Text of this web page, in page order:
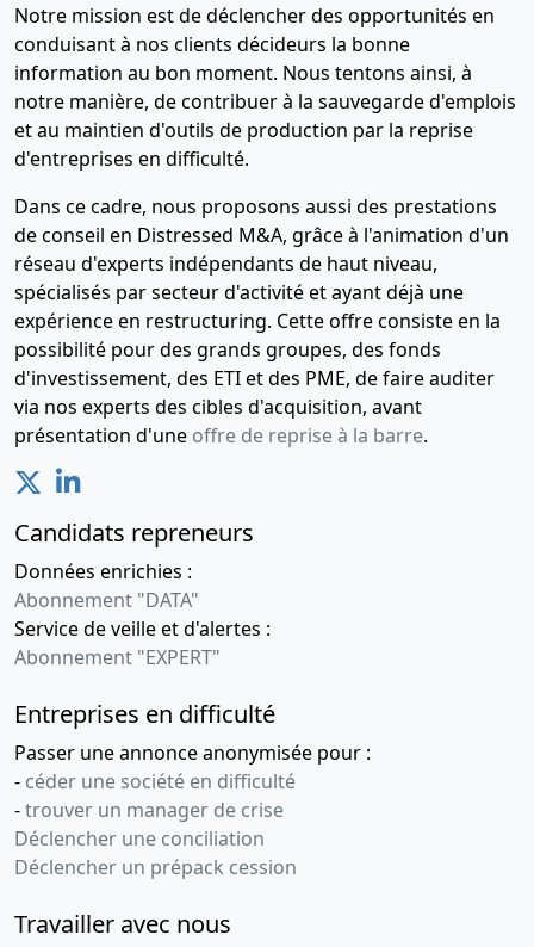
Notre mission est de déclencher des opportunités en
conduisant à nos clients décideurs la bonne
information au bon moment. Nous tentons ainsi, à
notre manière, de contribuer à la sauvegarde d'emplois
et au maintien d'outils de production par la reprise
d'entreprises en difficulté.
Dans ce cadre, nous proposons aussi des prestations
de conseil en Distressed M&A, grâce à l'animation d'un
réseau d'experts indépendants de haut niveau,
spécialisés par secteur d'activité et ayant déjà une
expérience en restructuring. Cette offre consiste en la
possibilité pour des grands groupes, des fonds
d'investissement, des ETI et des PME, de faire auditer
via nos experts des cibles d'acquisition, avant
présentation d'une offre de reprise à la barre.
Candidats repreneurs
Données enrichies :
Abonnement "DATA"
Service de veille et d'alertes :
Abonnement "EXPERT"
Entreprises en difficulté
Passer une annonce anonymisée pour :
- céder une société en difficulté
-trouver un manager de crise
Déclencher une conciliation
Déclencher un prépack cession
Travailler avec nous